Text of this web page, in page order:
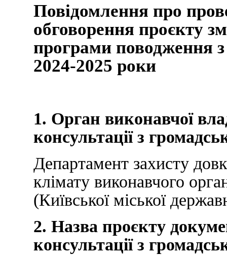
Повідомлення про
обговорення проєкту
програми поводження
2024-2025 роки
1. Орган виконавчої
консультації з
Департамент захисту
клімату виконавчого
(Київської міської
2. Назва проєкту
консультації з